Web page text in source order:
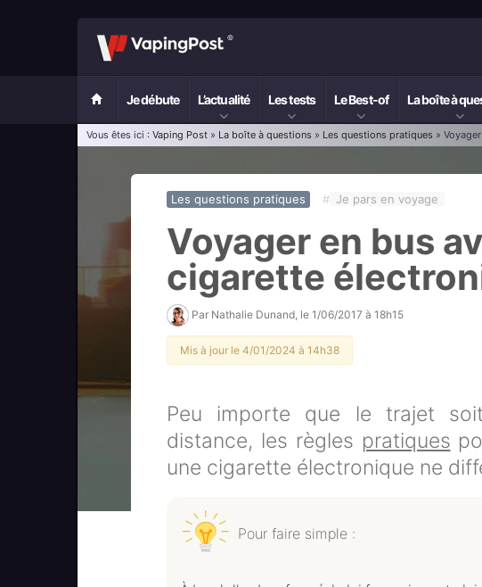
Je débute L’actualité Les tests Le Best-of La boîte à
Vous êtes ici : Vaping Post » La boîte à questions » Les questions pratiques »
Les questions pratiques # Je pars en voyage
Voyager en bus
cigarette
Par Nathalie Dunand , le 1/06/2017 à 18h15
Mis à jour le 4/01/2024 à 14h38
Peu importe que le trajet
distance, les règles pratiques
une cigarette électronique ne
Pour faire simple :